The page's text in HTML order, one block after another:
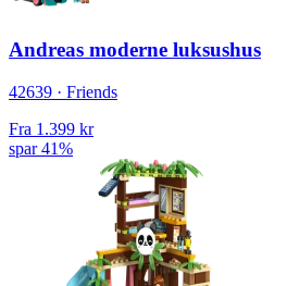
Andreas moderne luksushus
42639 · Friends
Fra 1.399 kr
spar 41%